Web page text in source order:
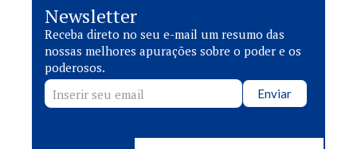
Newsletter
Receba direto no seu e-mail um resumo das
nossas melhores apurações sobre o poder e os
poderosos.
Enviar